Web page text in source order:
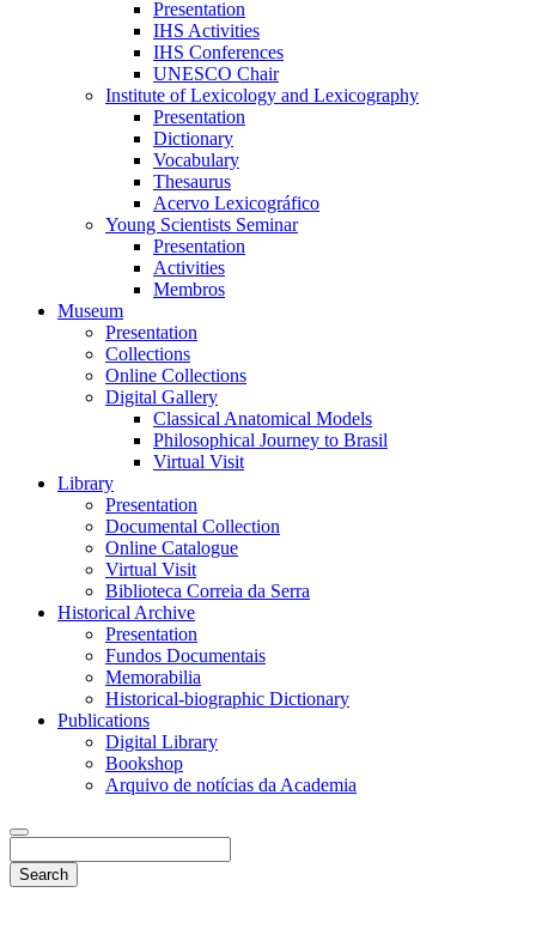
Presentation
IHS Activities
IHS Conferences
UNESCO Chair
Institute of Lexicology and Lexicography
Presentation
Dictionary
Vocabulary
Thesaurus
Acervo Lexicográfico
Young Scientists Seminar
Presentation
Activities
Membros
Museum
Presentation
Collections
Online Collections
Digital Gallery
Classical Anatomical Models
Philosophical Journey to Brasil
Virtual Visit
Library
Presentation
Documental Collection
Online Catalogue
Virtual Visit
Biblioteca Correia da Serra
Historical Archive
Presentation
Fundos Documentais
Memorabilia
Historical-biographic Dictionary
Publications
Digital Library
Bookshop
Arquivo de notícias da Academia